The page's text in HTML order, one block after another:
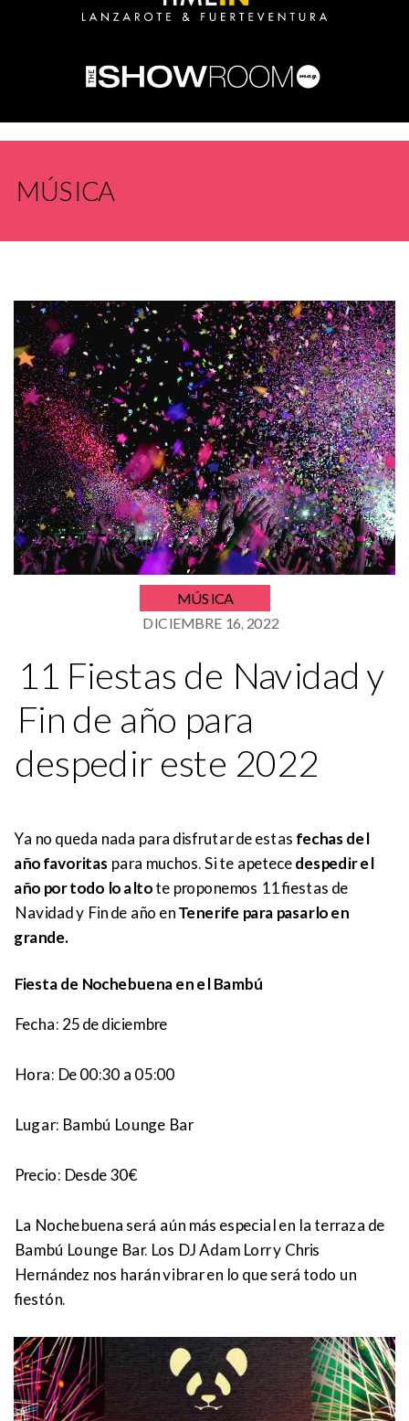
MÚSICA
MÚSICA
DICIEMBRE 16, 2022
11 Fiestas de Navidad y
Fin de año para
despedir este 2022
Ya no queda nada para disfrutar de estas fechas del
año favoritas para muchos. Si te apetecedespedir el
año por todo lo altote proponemos 11 fiestas de
Navidad y Fin de año enTenerife para pasarlo en
grande.
Fiesta de Nochebuena en el Bambú
Fecha: 25 de diciembre
Hora: De 00:30 a 05:00
Lugar: Bambú Lounge Bar
Precio: Desde 30€
La Nochebuena será aún más especial en la terraza de
Bambú Lounge Bar. Los DJ Adam Lorr y Chris
Hernández nos harán vibrar en lo que será todo un
fiestón.